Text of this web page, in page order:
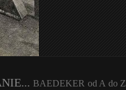
BAEDEKER od A do Z